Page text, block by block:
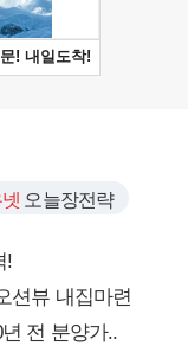
오늘장전략
!
션뷰 내집마련
전 분양가..